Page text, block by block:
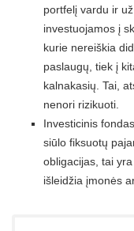
portfelį vardu ir
investuojamos į
kurie nereiškia
paslaugų, tiek į
kalnakasių. Tai,
nenori rizikuoti.
Investicinis
siūlo fiksuotų
obligacijas, tai
išleidžia įmonės